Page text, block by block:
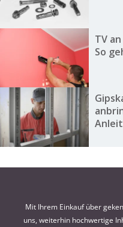
TV
So
Mit Ihrem Einkauf über
uns, weiterhin hochwertige